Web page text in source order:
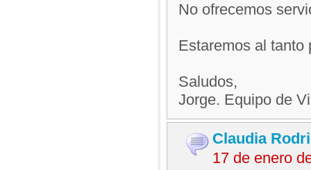
No ofrecemos
Estaremos al tanto
Saludos,
Jorge. Equipo de
Claudia
17 de enero